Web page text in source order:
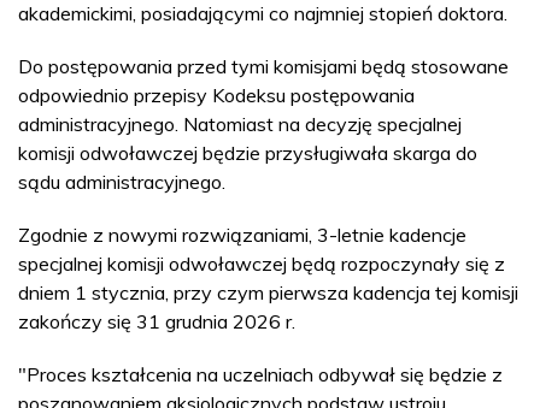
akademickimi, posiadającymi co najmniej stopień doktora.
Do postępowania przed tymi komisjami będą stosowane
odpowiednio przepisy Kodeksu postępowania
administracyjnego. Natomiast na decyzję specjalnej
komisji odwoławczej będzie przysługiwała skarga do
sądu administracyjnego.
Zgodnie z nowymi rozwiązaniami, 3-letnie kadencje
specjalnej komisji odwoławczej będą rozpoczynały się z
dniem 1 stycznia, przy czym pierwsza kadencja tej komisji
zakończy się 31 grudnia 2026 r.
"Proces kształcenia na uczelniach odbywał się będzie z
poszanowaniem aksjologicznych podstaw ustroju